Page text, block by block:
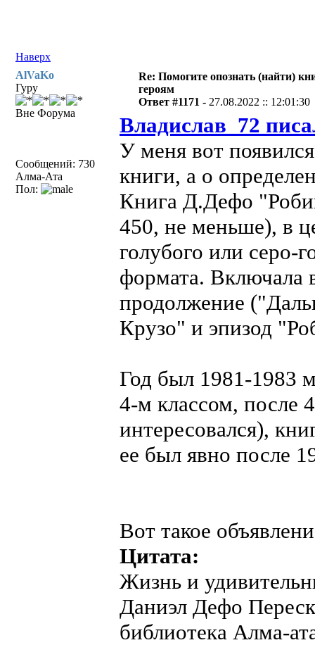
Наверх
AlVaKo
Гуру
Вне Форума
Сообщений: 730
Алма-Ата
Пол:
Re: Помогите опознать (найти)
героям
Ответ #1171 - 27.08.2022 :: 12:01:30
Владислав_72
У меня вот
книги, а о
Книга Д.Дефо
450, не меньше), в
голубого или серо-
формата. Включала
продолжение
Крузо" и эпизод
Год был 1981-1983
4-м классом, после
интересовался),
ее был явно после
Вот такое
Цитата:
Жизнь и
Даниэл Дефо
библиотека Алма-